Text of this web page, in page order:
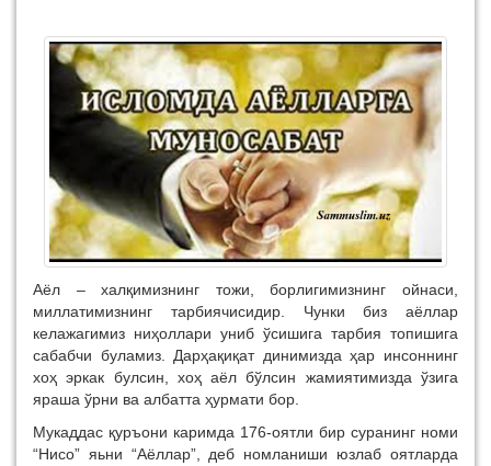
Аёл – халқимизнинг тожи, борлигимизнинг ойнаси,
миллатимизнинг тарбиячисидир. Чунки биз аёллар
келажагимиз ниҳоллари униб ўсишига тарбия топишига
сабабчи буламиз. Дарҳақиқат динимизда ҳар инсоннинг
хоҳ эркак булсин, хоҳ аёл бўлсин жамиятимизда ўзига
яраша ўрни ва албатта ҳурмати бор.
Мукаддас қуръони каримда 176-оятли бир суранинг номи
“Нисо” яьни “Аёллар”, деб номланиши юзлаб оятларда